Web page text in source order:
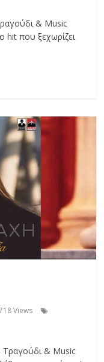
& Music
hit που ξεχωρίζει
Views
& Music